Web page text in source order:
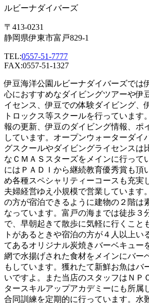
ルビーナダイバーズ
〒413-0231
静岡県伊東市富戸829-1
TEL:0557-51-7777
FAX:0557-51-1327
伊豆海洋公園ルビーナダイバーズでは
心におすすめなダイビングツアーや伊
イセンス、伊豆での体験ダイビング、
トロックス等スクールを行っています
報の更新、伊豆のダイビング情報、ポ
しています。オープンウォーターダイ
グスクールやダイビングライセンスは
なＣＭＡＳスターズをメインに行って
にはＰＡＤＩから継続教育優秀賞も頂
め各種スペシャリティーコースも充実
夫婦経営ゆえ小規模で営業しています
の方が宿泊できるように建物の２階は
なっています。富戸の海までは徒歩３
で、早朝起きて散歩に気軽に行くこと
トがあるときや宿泊の方が４人以上い
てあるオリジナル炭焼きバーベキュー
網で水揚げされた食材をメインにバー
もしています。獲れたて新鮮お魚はバ
いですよ。また当店のスタッフはＮＰ
タースキルアップアカデミーにも所属
合同訓練を定期的に行っています。水